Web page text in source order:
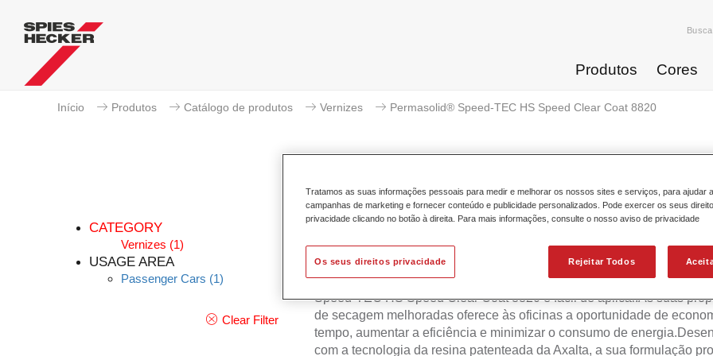
Produtos Cores
Início Produtos Catálogo de produtos Vernizes Permasolid® Speed-TEC HS Speed Clear Coat 8820
CATEGORY
Vernizes (1)
USAGE AREA
Passenger Cars (1)
Clear Filter
Permasolid® Speed-TEC HS
Graças ao seu poder de cobertura e estabilidade vertical, o
Speed-TEC HS Speed Clear Coat 8820 é fácil de aplicar.As suas
de secagem melhoradas oferece às oficinas a oportunidade de
tempo, aumentar a eficiência e minimizar o consumo de
com a tecnologia da resina patenteada da Axalta, a sua formulação
Tratamos as suas informações pessoais para medir e melhorar os nossos sites e serviços, para ajudar
campanhas de marketing e fornecer conteúdo e publicidade personalizados. Pode exercer os seus
privacidade clicando no botão à direita. Para mais informações, consulte o nosso aviso de privacidade
Rejeitar Todos
Os seus direitos privacidade